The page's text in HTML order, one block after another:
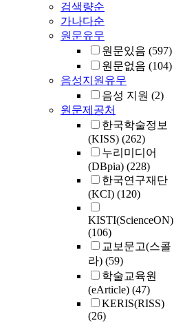
검색량순
가나다순
원문유무
원문있음 (597)
원문없음 (104)
음성지원유무
음성 지원 (2)
원문제공처
한국학술정보
(KISS) (262)
누리미디어
(DBpia) (228)
한국연구재단
(KCI) (120)
KISTI(ScienceON)
(106)
교보문고(스콜
라) (59)
학술교육원
(eArticle) (47)
KERIS(RISS)
(26)